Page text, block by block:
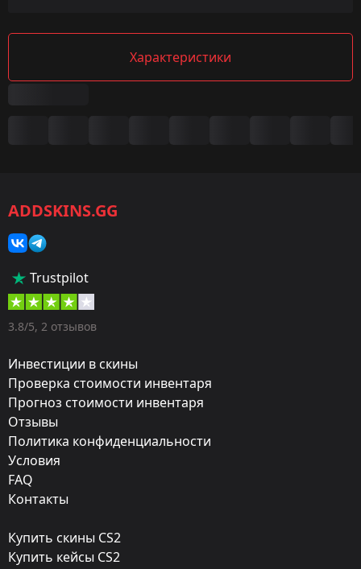
Характеристики
Категория:
Капсулы с наклейками
Контейнер
Дизайнер:
Турнир:
2016 MLG Columbus
Обновление:
Columbus 2016 – Tournament Stickers
ADDSKINS.GG
Trustpilot
3.8/5, 2 отзывов
Инвестиции в скины
Проверка стоимости инвентаря
Прогноз стоимости инвентаря
Отзывы
Политика конфиденциальности
Условия
FAQ
Контакты
Купить скины CS2
Купить кейсы CS2